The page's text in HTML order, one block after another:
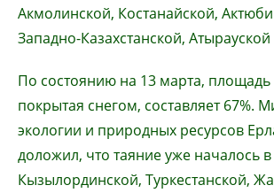
Акмолинской, Костанайской,
Западно-Казахстанской, Атырауской
По состоянию на 13 марта, площадь
покрытая снегом, составляет 67%.
экологии и природных ресурсов
доложил, что таяние уже началось в
Кызылординской, Туркестанской,